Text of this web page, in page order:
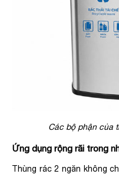
Các bộ phận của
Ứng dụng rộng rãi trong
Thùng rác 2 ngăn không